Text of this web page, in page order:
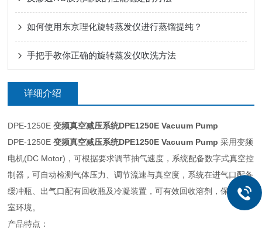
如何使用东京理化旋转蒸发仪进行蒸馏提纯？
手把手教你正确的旋转蒸发仪吹洗方法
详细介绍
DPE-1250E变频真空减压系统DPE1250E Vacuum Pump
DPE-1250E变频真空减压系统DPE1250E Vacuum Pump 采用变频
电机(DC Motor)，可根据要求调节抽气速度，系统配备数字式真空控
制器，可自动检测气体压力、调节流速与真空度，系统在进气口配备
缓冲瓶、出气口配有回收瓶及冷凝装置，可有效回收溶剂，保护实验
室环境。
产品特点：